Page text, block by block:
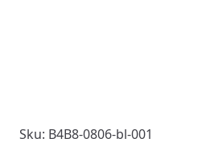
Sku: B4B8-0806-bl-001